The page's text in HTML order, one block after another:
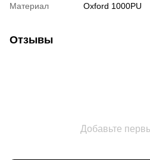
Материал Oxford 1000PU
Отзывы
Добавьте